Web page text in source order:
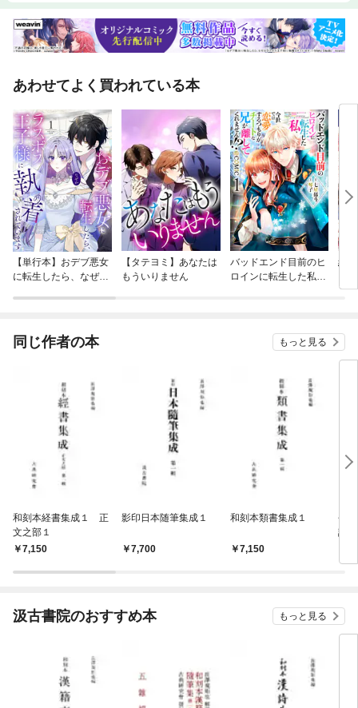
あわせてよく買われている本
【単行本】おデブ悪女
に転生したら、なぜか
【タテヨミ】あなたは
もういりません
バッドエンド目前のヒ
ロインに転生した私、
結
同じ作者の本 もっと見る
和刻本経書集成１ 正
文之部１
7,150
影印日本随筆集成１
7,700
和刻本類書集成１
7,150
長
誌
汲古書院のおすすめ本 もっと見る